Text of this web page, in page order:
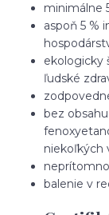
minimálne
aspoň 5 %
ekologicky
ľudské
bez
niekoľkých
balenie v